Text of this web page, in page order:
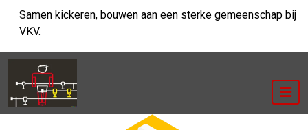
naar
inhoud
Samen kickeren, bouwen aan een sterke gemeenschap bij
VKV.